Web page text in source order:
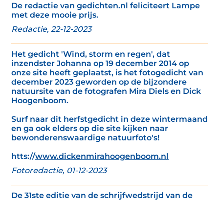
De redactie van gedichten.nl feliciteert Lampe
met deze mooie prijs.
Redactie, 22-12-2023
Het gedicht 'Wind, storm en regen', dat
inzendster Johanna op 19 december 2014 op
onze site heeft geplaatst, is het fotogedicht van
december 2023 geworden op de bijzondere
natuursite van de fotografen Mira Diels en Dick
Hoogenboom.
Surf naar dit herfstgedicht in deze wintermaand
en ga ook elders op die site kijken naar
bewonderenswaardige natuurfoto's!
htts://www.dickenmirahoogenboom.nl
Fotoredactie, 01-12-2023
De 31ste editie van de schrijfwedstrijd van de